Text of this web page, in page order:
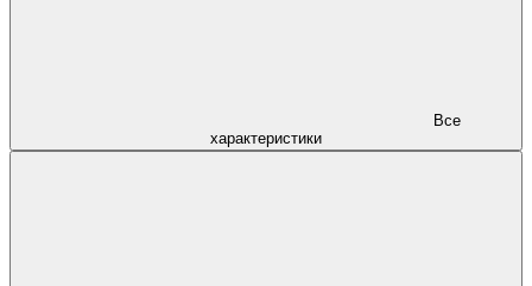
характеристики